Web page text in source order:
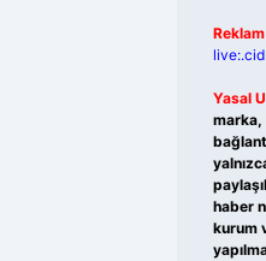
Yasal
marka,
haber
kurum